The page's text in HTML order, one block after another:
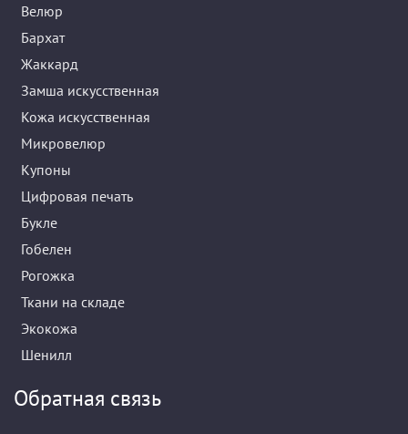
Велюр
Бархат
Жаккард
Замша искусственная
Кожа искусственная
Микровелюр
Купоны
Цифровая печать
Букле
Гобелен
Рогожка
Ткани на складе
Экокожа
Шенилл
Обратная связь